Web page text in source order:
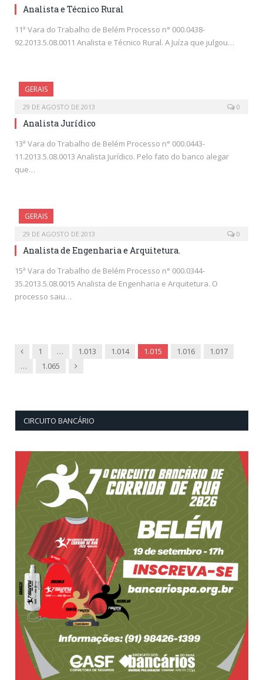
Analista e Técnico Rural
11ª Vara do Trabalho de Belém Processo n° 000.0438-
92.2013.5.08.0011 Analista e Técnico Rural. A Juíza que julgou…
GERAIS
29 DE AGOSTO DE 2013 0
Analista Jurídico
13ª Vara do Trabalho de Belém Processo n° 000.0443-
11.2013.5.08.0013 Analista Jurídico. Pelo fato do banco alegar
que…
GERAIS
29 DE AGOSTO DE 2013 0
Analista de Engenharia e Arquitetura.
15ª Vara do Trabalho de Belém Processo n° 000.0344-
35.2013.5.08.0015 Analista de Engenharia e Arquitetura. O
processo saiu…
Previous
1 … 1.013 1.014 1.015 1.016
1.017
…
1.065 Next
CIRCUITO BANCÁRIO